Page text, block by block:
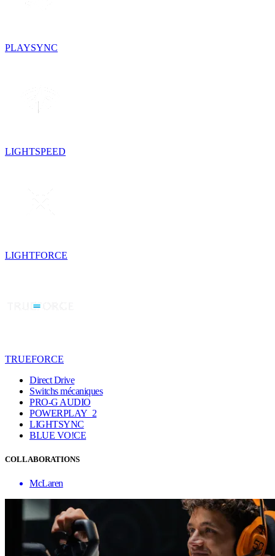
PLAYSYNC
LIGHTSPEED
LIGHTFORCE
TRUEFORCE
Direct Drive
Switchs mécaniques
PRO-G AUDIO
POWERPLAY 2
LIGHTSYNC
BLUE VO!CE
COLLABORATIONS
McLaren